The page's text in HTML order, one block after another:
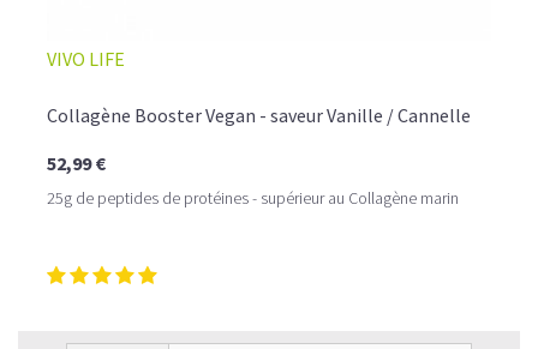
VIVO LIFE
Collagène Booster Vegan - saveur Vanille / Cannelle
52,99 €
25g de peptides de protéines - supérieur au Collagène marin